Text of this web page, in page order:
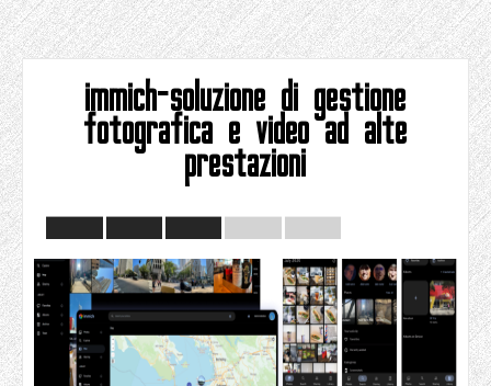
immich-soluzione di gestione
fotografica e video ad alte
prestazioni